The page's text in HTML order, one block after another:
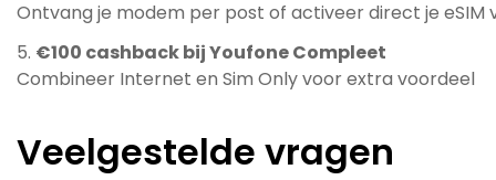
Ontvang je modem per post of activeer direct je eSIM
€100 cashback bij Youfone Compleet
Combineer Internet en Sim Only voor extra voordeel
Veelgestelde vragen